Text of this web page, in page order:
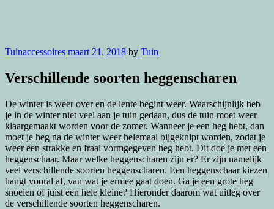
Tuinaccessoires maart 21, 2018 by Tuin
Verschillende soorten heggenscharen
De winter is weer over en de lente begint weer. Waarschijnlijk heb
je in de winter niet veel aan je tuin gedaan, dus de tuin moet weer
klaargemaakt worden voor de zomer. Wanneer je een heg hebt, dan
moet je heg na de winter weer helemaal bijgeknipt worden, zodat je
weer een strakke en fraai vormgegeven heg hebt. Dit doe je met een
heggenschaar. Maar welke heggenscharen zijn er? Er zijn namelijk
veel verschillende soorten heggenscharen. Een heggenschaar kiezen
hangt vooral af, van wat je ermee gaat doen. Ga je een grote heg
snoeien of juist een hele kleine? Hieronder daarom wat uitleg over
de verschillende soorten heggenscharen.